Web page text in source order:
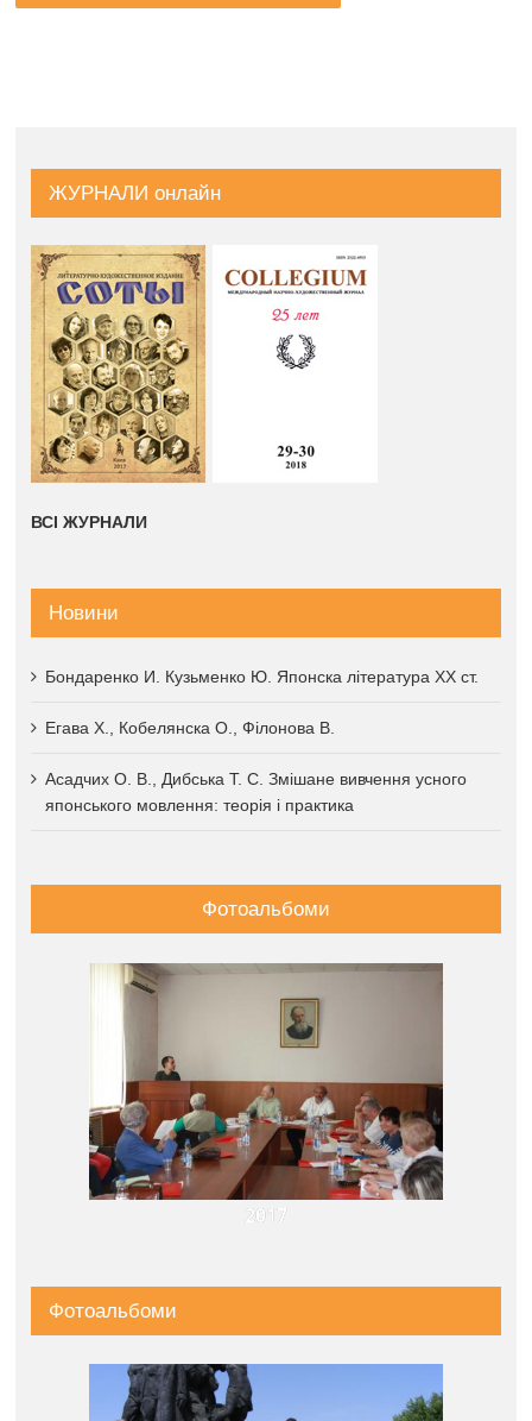
ЖУРНАЛИ онлайн
ВСІ ЖУРНАЛИ
Новини
Бондаренко И. Кузьменко Ю. Японска література XX ст.
Егава Х., Кобелянска О., Філонова В.
Асадчих О. В., Дибська Т. С. Змішане вивчення усного
японського мовлення: теорія і практика
Фотоальбоми
2017
Фотоальбоми